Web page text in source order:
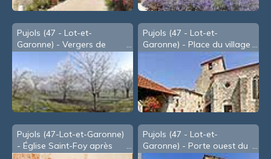
Pujols (47 - Lot-et-
Garonne) - Vergers de
pruniers sous le givre
Pujols (47 - Lot-et-
Garonne) - Place du village
Pujols (47-Lot-et-Garonne)
- Église Saint-Foy après
Pujols (47 - Lot-et-
Garonne) - Porte ouest du